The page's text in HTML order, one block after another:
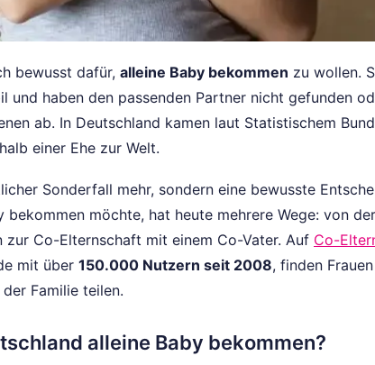
bewusst dafür, alleine Baby bekommen zu wollen.
haben den passenden Partner nicht gefunden
ab. In Deutschland kamen laut Statistischem
einer Ehe zur Welt.
Sonderfall mehr, sondern eine bewusste
möchte, hat heute mehrere Wege: von der
zur Co-Elternschaft mit einem Co-Vater. Auf Co-
mit über 150.000 Nutzern seit 2008, finden
Familie teilen.
alleine Baby bekommen?